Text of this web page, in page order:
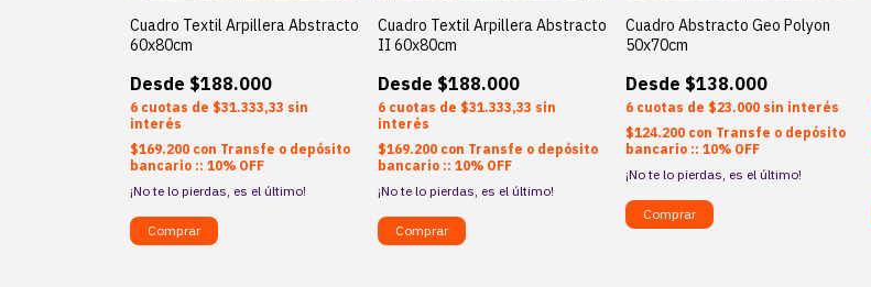
Cuadro Textil Arpillera Abstracto
60x80cm
$188.000
6 $31.333,33 sin
interés
$169.200 con Transfe o depósito
bancario :: 10% OFF
¡No te lo pierdas, es el último!
Cuadro Textil Arpillera Abstracto
II 60x80cm
$188.000
6 $31.333,33 sin
interés
$169.200 con Transfe o depósito
bancario :: 10% OFF
¡No te lo pierdas, es el último!
Cuadro Abstracto Geo Polyon
50x70cm
$138.000
6 $23.000 sin interés
$124.200 con Transfe o depósito
bancario :: 10% OFF
¡No te lo pierdas, es el último!